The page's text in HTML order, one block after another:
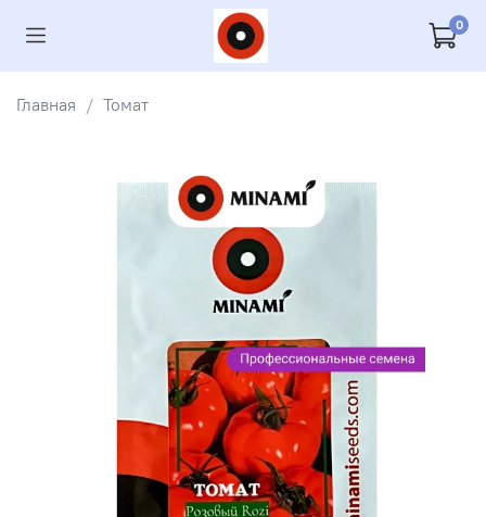
0
Главная Томат